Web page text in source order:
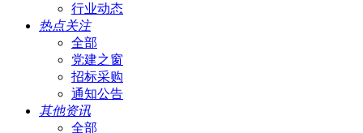
行业动态
热点关注
全部
党建之窗
招标采购
通知公告
其他资讯
全部